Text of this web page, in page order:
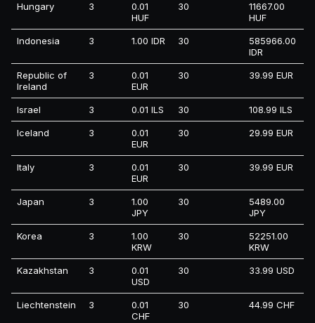
Hungary 3
0.01
HUF
30
11667.00
HUF
Indonesia 3 1.00 IDR 30
585966.00
IDR
Republic of
Ireland
3
0.01
EUR
30 39.99 EUR
Israel 3 0.01 ILS 30 108.99 ILS
Iceland 3
0.01
EUR
30 29.99 EUR
Italy 3
0.01
EUR
30 39.99 EUR
Japan 3
1.00
JPY
30
5489.00
JPY
Korea 3
1.00
KRW
30
52251.00
KRW
Kazakhstan 3
0.01
USD
30 33.99 USD
Liechtenstein 3
0.01
CHF
30 44.99 CHF